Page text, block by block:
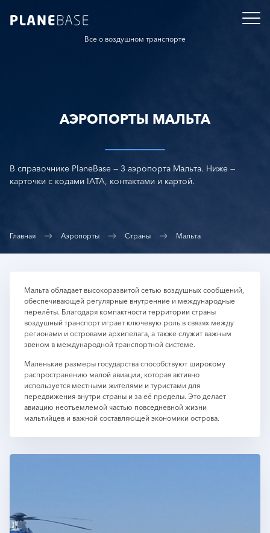
Все о воздушном транспорте
АЭРОПОРТЫ МАЛЬТА
В справочнике PlaneBase — 3 аэропорта Мальта. Ниже —
карточки с кодами IATA, контактами и картой.
Главная Аэропорты Страны Мальта
Мальта обладает высокоразвитой сетью воздушных сообщений,
обеспечивающей регулярные внутренние и международные
перелёты. Благодаря компактности территории страны
воздушный транспорт играет ключевую роль в связях между
регионами и островами архипелага, а также служит важным
звеном в международной транспортной системе.
Маленькие размеры государства способствуют широкому
распространению малой авиации, которая активно
используется местными жителями и туристами для
передвижения внутри страны и за её пределы. Это делает
авиацию неотъемлемой частью повседневной жизни
мальтийцев и важной составляющей экономики острова.